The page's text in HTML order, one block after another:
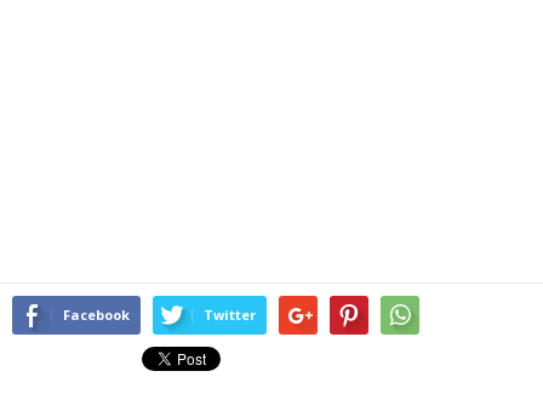
Facebook Twitter